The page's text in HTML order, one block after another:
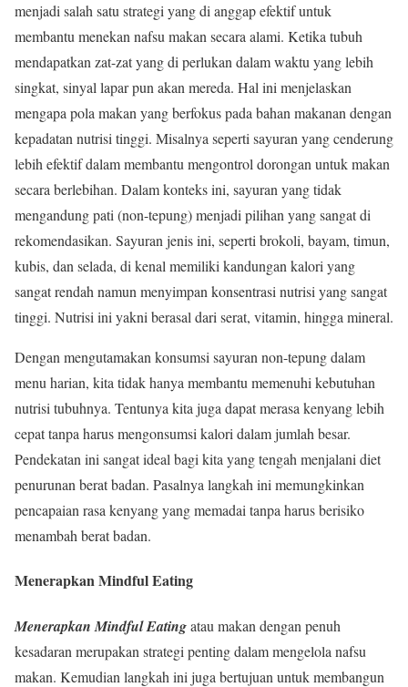
menjadi salah satu strategi yang di anggap efektif untuk
membantu menekan nafsu makan secara alami. Ketika tubuh
mendapatkan zat-zat yang di perlukan dalam waktu yang lebih
singkat, sinyal lapar pun akan mereda. Hal ini menjelaskan
mengapa pola makan yang berfokus pada bahan makanan dengan
kepadatan nutrisi tinggi. Misalnya seperti sayuran yang cenderung
lebih efektif dalam membantu mengontrol dorongan untuk makan
secara berlebihan. Dalam konteks ini, sayuran yang tidak
mengandung pati (non-tepung) menjadi pilihan yang sangat di
rekomendasikan. Sayuran jenis ini, seperti brokoli, bayam, timun,
kubis, dan selada, di kenal memiliki kandungan kalori yang
sangat rendah namun menyimpan konsentrasi nutrisi yang sangat
tinggi. Nutrisi ini yakni berasal dari serat, vitamin, hingga mineral.
Dengan mengutamakan konsumsi sayuran non-tepung dalam
menu harian, kita tidak hanya membantu memenuhi kebutuhan
nutrisi tubuhnya. Tentunya kita juga dapat merasa kenyang lebih
cepat tanpa harus mengonsumsi kalori dalam jumlah besar.
Pendekatan ini sangat ideal bagi kita yang tengah menjalani diet
penurunan berat badan. Pasalnya langkah ini memungkinkan
pencapaian rasa kenyang yang memadai tanpa harus berisiko
menambah berat badan.
Menerapkan Mindful Eating
Menerapkan Mindful Eatingatau makan dengan penuh
kesadaran merupakan strategi penting dalam mengelola nafsu
makan. Kemudian langkah ini juga bertujuan untuk membangun